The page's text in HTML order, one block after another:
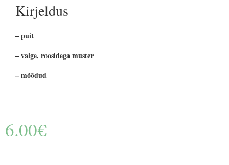
Kirjeldus
– puit
– valge, roosidega muster
– mõõdud
6.00€